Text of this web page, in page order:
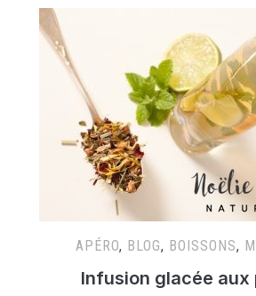
APÉRO, BLOG, BOISSONS,
Infusion glacée aux